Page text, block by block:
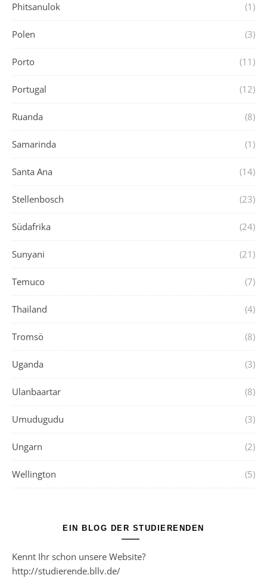
Phitsanulok (1)
Polen (3)
Porto (11)
Portugal (12)
Ruanda (8)
Samarinda (1)
Santa Ana (14)
Stellenbosch (23)
Südafrika (24)
Sunyani (21)
Temuco (7)
Thailand (4)
Tromsö (8)
Uganda (3)
Ulanbaartar (8)
Umudugudu (3)
Ungarn (2)
Wellington (5)
EIN BLOG DER STUDIERENDEN
Kennt Ihr schon unsere Website?
http://studierende.bllv.de/